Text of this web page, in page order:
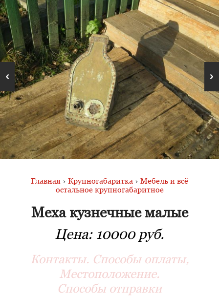
Главная › Крупногабаритка › Мебель и всё
остальное крупногабаритное
Меха кузнечные малые
Цена: 10000 руб.
Контакты. Способы оплаты,
Местоположение.
Способы отправки